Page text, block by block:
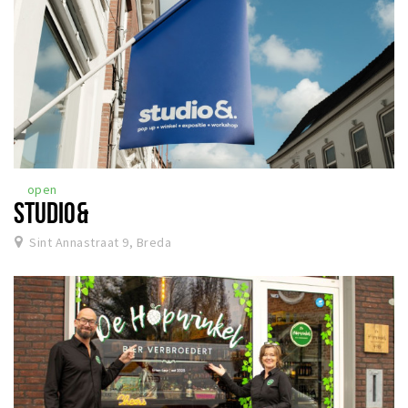
open
STUDIO&
Sint Annastraat 9, Breda